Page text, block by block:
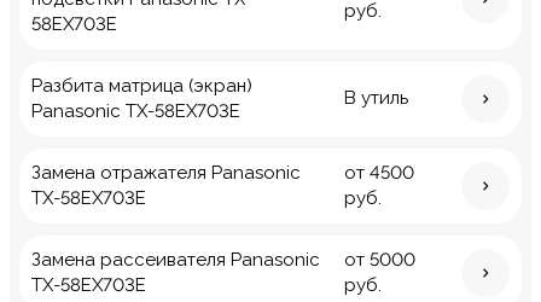
58EX703E
руб.
Разбита матрица (экран)
Panasonic TX-58EX703E
В утиль
Замена отражателя Panasonic
TX-58EX703E
от 4500
руб.
Замена рассеивателя Panasonic
TX-58EX703E
от 5000
руб.